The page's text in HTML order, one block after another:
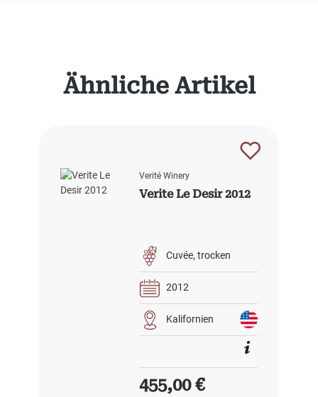
Produktgalerie überspringen
Ähnliche Artikel
Verité Winery
Verite Le Desir 2012
Cuvée trocken
2012
Kalifornien
Regulärer Preis:
455,00 €